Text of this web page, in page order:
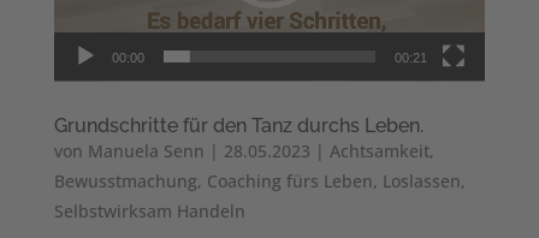
00:00 00:21
Grundschritte für den Tanz durchs Leben.
von Manuela Senn | 28.05.2023 | Achtsamkeit,
Bewusstmachung, Coaching fürs Leben, Loslassen,
Selbstwirksam Handeln